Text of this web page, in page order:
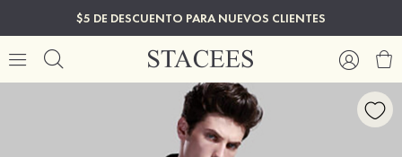
$5 DE DESCUENTO PARA NUEVOS CLIENTES